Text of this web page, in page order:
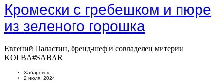
Кромески с гребешком и пюре
из зеленого горошка
Евгений Паластин, бренд-шеф и совладелец митерии
KOLBA#SABAR
Хабаровск
2 июля, 2024